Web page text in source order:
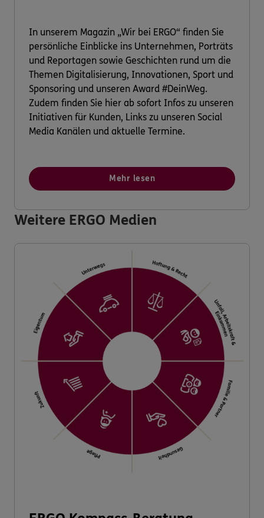
In unserem Magazin „Wir bei ERGO“ finden Sie
persönliche Einblicke ins Unternehmen, Porträts
und Reportagen sowie Geschichten rund um die
Themen Digitalisierung, Innovationen, Sport und
Sponsoring und unseren Award #DeinWeg.
Zudem finden Sie hier ab sofort Infos zu unseren
Initiativen für Kunden, Links zu unseren Social
Media Kanälen und aktuelle Termine.
Mehr lesen
Weitere ERGO Medien